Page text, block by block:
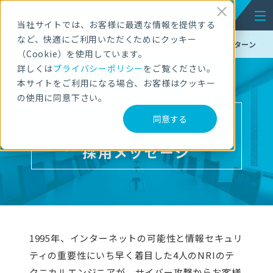
当社サイトでは、お客様に最適な情報を提供する
など、快適にご利用いただくためにクッキー
（Cookie）を使用しています。
詳しくはプライバシーポリシーをご覧ください。
本サイトをご利用になる場合、お客様はクッキー
の使用に同意下さい。
同意する
【28卒】セミナー 【28卒】冬インターン
ENTRY
採用メッセージ
1995年、インターネットの可能性と情報セキュリ
ティの重要性にいち早く着目した4人のNRIのテ